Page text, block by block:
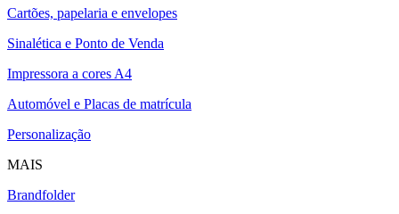
Cartões, papelaria e envelopes
Sinalética e Ponto de Venda
Impressora a cores A4
Automóvel e Placas de matrícula
Personalização
MAIS
Brandfolder